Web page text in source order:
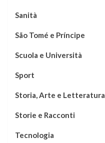
Sanità
São Tomé e Príncipe
Scuola e Università
Sport
Storia, Arte e Letteratura
Storie e Racconti
Tecnologia